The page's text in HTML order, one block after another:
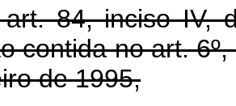
84, inciso IV,
contida no art.
de 1995,